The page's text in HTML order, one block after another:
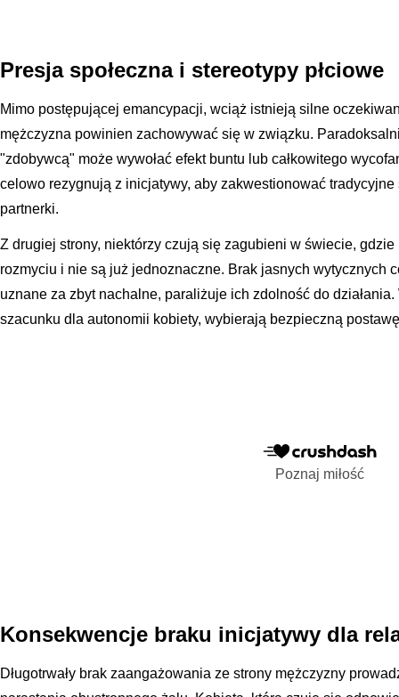
Presja społeczna i stereotypy płciowe
Mimo postępującej emancypacji, wciąż istnieją silne
mężczyzna powinien zachowywać się w związku.
"zdobywcą" może wywołać efekt buntu lub całkowitego
celowo rezygnują z inicjatywy, aby zakwestionować
partnerki.
Z drugiej strony, niektórzy czują się zagubieni w świecie, gdzie
rozmyciu i nie są już jednoznaczne. Brak jasnych wytycznych
uznane za zbyt nachalne, paraliżuje ich zdolność do
szacunku dla autonomii kobiety, wybierają bezpieczną
Poznaj miłość
Konsekwencje braku inicjatywy dla
Długotrwały brak zaangażowania ze strony mężczyzny